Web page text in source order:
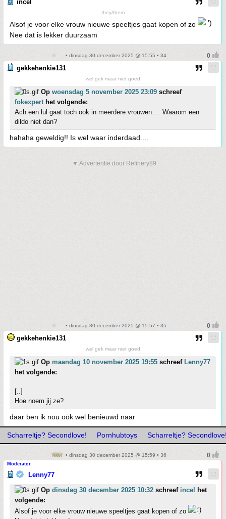
incel
they/them
Alsof je voor elke vrouw nieuwe speeltjes gaat kopen of zo
Nee dat is lekker duurzaam
• dinsdag 30 december 2025 @ 15:55 • 34
gekkehenkie131
wel gek maar niet goed
Op woensdag 5 november 2025 23:09 schreef
fokexperthet volgende:
Ach een lul gaat toch ook in meerdere vrouwen…. Waarom een
dildo niet dan?
hahaha geweldig!! Is wel waar inderdaad....
▼ Advertentie door Refinery89
• dinsdag 30 december 2025 @ 15:57 • 35
gekkehenkie131
wel gek maar niet goed
Op maandag 10 november 2025 19:55 schreef Lenny77
het volgende:
[..]
Hoe noem jij ze?
daar ben ik nou ook wel benieuwd naar
Scharreltje? Secondlove! Pornhubtoys Scharreltje?
• dinsdag 30 december 2025 @ 15:59 • 36
Moderator
Lenny77
Op dinsdag 30 december 2025 10:32 schreef incel
het
volgende:
Alsof je voor elke vrouw nieuwe speeltjes gaat kopen of zo